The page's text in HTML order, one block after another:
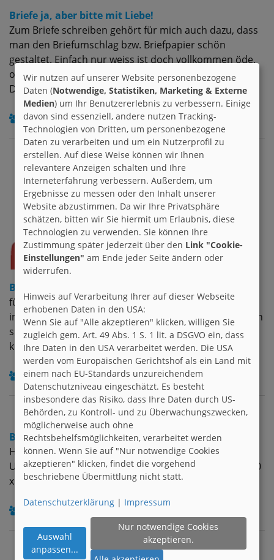
Briefe ja, aber bitte mit Liebe!
Zum Briefe schreiben gehört für mich auch dazu, dass
man den Briefumschlag bzw. Briefpapier schön
gestaltet. Einfach nur weiss ist doch vollkommen öde,
oder? Wie wär´s mal mit einem Brief der sogar duftet?
Du siehst Dich auch in...
144
Briefmarken
für alle, die Briefmarken sammeln, sich für sie
interessieren oder so *g* Ich würde mich freuen, wenn
sich jemand meldet, mit dem ich einige austauschen
könnte :)
21
Briefpapier im Wasserdruck
Hallo Ich verkaufe Briefpapier im Wasserdruck, sowie
Umschläge, und Adressaufkleber Je Briefpapier Sets 10
x Briepapier 10 x Umschläge Für 3.00 Euro
Wir nutzen auf unserer Website personenbezogene
Daten (Notwendige, Statistiken, Marketing & Externe
Medien) um Ihr Benutzererlebnis zu verbessern. Einige
davon sind essenziell, andere nutzen Tracking-
Technologien von Dritten, um personenbezogene
Daten zu verarbeiten und um ein Nutzerprofil zu
erstellen. Auf diese Weise können wir Ihnen
relevantere Anzeigen schalten und Ihre
Interneterfahrung verbessern. Außerdem, um
Ergebnisse zu messen oder den Inhalt unserer
Website abzustimmen. Da wir Ihre Privatsphäre
schätzen, bitten wir Sie hiermit um Erlaubnis, diese
Technologien zu verwenden. Sie können Ihre
Zustimmung später jederzeit über den Link "Cookie-
Einstellungen" am Ende jeder Seite ändern oder
widerrufen.
Hinweis auf Verarbeitung Ihrer auf dieser Webseite
erhobenen Daten in den USA:
Wenn Sie auf "Alle akzeptieren" klicken, willigen Sie
zugleich gem. Art. 49 Abs. 1 S. 1 lit. a DSGVO ein, dass
Ihre Daten in den USA verarbeitet werden. Die USA
werden vom Europäischen Gerichtshof als ein Land mit
einem nach EU-Standards unzureichendem
Datenschutzniveau eingeschätzt. Es besteht
insbesondere das Risiko, dass Ihre Daten durch US-
Behörden, zu Kontroll- und zu Überwachungszwecken,
möglicherweise auch ohne
Rechtsbehelfsmöglichkeiten, verarbeitet werden
können. Wenn Sie auf "Nur notwendige Cookies
akzeptieren" klicken, findet die vorgehend
beschriebene Übermittlung nicht statt.
Datenschutzerklärung | Impressum
Auswahl
anpassen...
Nur notwendige Cookies
akzeptieren.